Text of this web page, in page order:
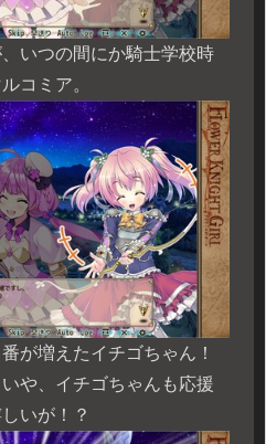
いつの間にか騎士学校時
コミア。
が増えたイチゴちゃん！
や、イチゴちゃんも応援
いが！？